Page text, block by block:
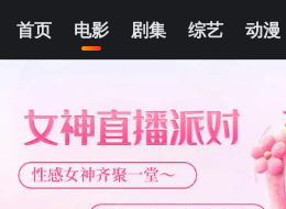
首页 电影 剧集 综艺 动漫
邓南遮占领阜姆自由邦